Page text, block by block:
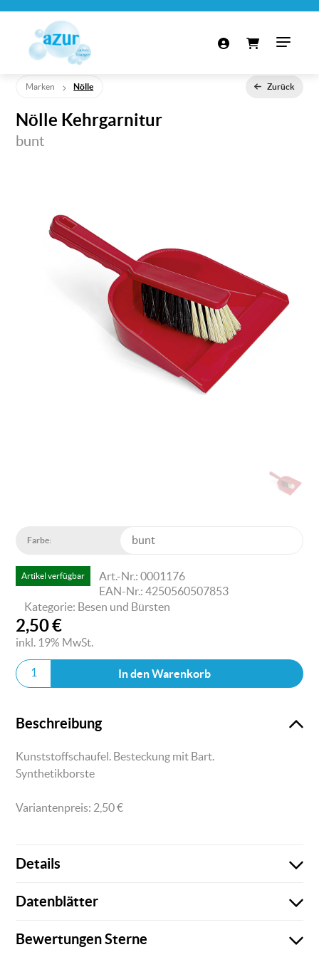
Marken Nölle Zurück
Nölle Kehrgarnitur
bunt
Farbe:
Artikel verfügbar
Art.-Nr.: 0001176
EAN-Nr.: 4250560507853
Kategorie: Besen und Bürsten
2,50€
inkl. 19% MwSt.
In den Warenkorb
Beschreibung
Kunststoffschaufel. Besteckung mit Bart.
Synthetikborste
Variantenpreis: 2,50€
Details
Es sind keine weiteren Details vorhanden!
Datenblätter
BewertungenSterne